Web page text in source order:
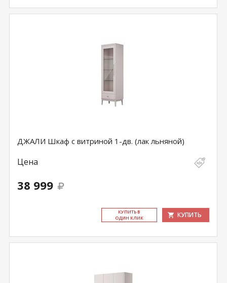
ДЖАЛИ Шкаф с витриной 1-дв. (лак льняной)
Цена
38 999
КУ­ПИТЬ В
ОДИН КЛИК
КУПИТЬ